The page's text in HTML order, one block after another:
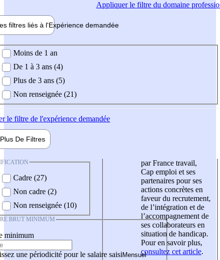
Appliquerle filtre du domaine
filtres liés à l'Expérience demandée
demandée
Moins de 1 an
De 1 à 3 ans (4)
Plus de 3 ans (5)
Non renseignée (21)
le filtre de l'expérience demandée
Plus De Filtres
Cadre (27)
Non cadre (2)
Non renseignée (10)
BRUT MINIMUM
minimum
une périodicité pour le salaire saisi
par France travail,
Cap emploi et ses
partenaires pour ses
actions concrètes en
faveur du recrutement,
de l’intégration et de
l’accompagnement de
ses collaborateurs en
situation de handicap.
Pour en savoir plus,
consultez cet article.